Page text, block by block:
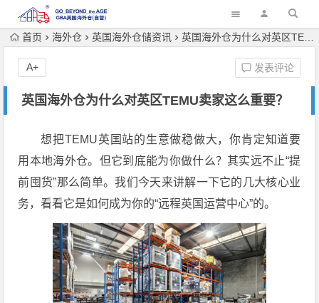
首页 海外仓 英国海外仓储资讯 英国海外仓为什么对英区TEMU卖家这么重要？
英国海外仓为什么对英区TEMU卖家这么重要？
发表评论
A+
想把TEMU英国站的生意做稳做大，你肯定知道要
用本地海外仓。但它到底能为你做什么？其实远不止“提
前囤货”那么简单。我们今天来讲解一下它的几大核心业
务，看看它是如何成为你的“远程英国运营中心”的。